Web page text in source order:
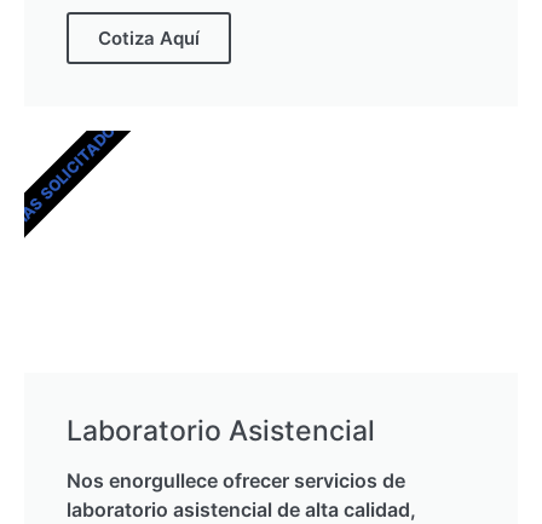
Cotiza Aquí
Laboratorio Asistencial
Nos enorgullece ofrecer servicios de
laboratorio asistencial de alta calidad,
MÁS SOLICITADOS